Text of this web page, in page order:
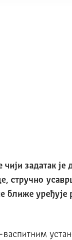
задатак је
стручно
уређује
васпитним